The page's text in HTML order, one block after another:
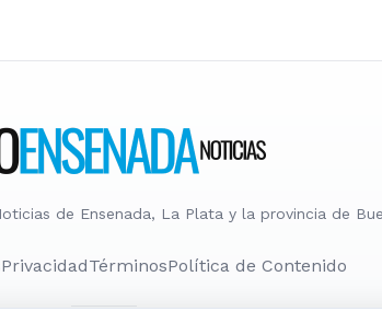
de Ensenada, La Plata y la provincia de
PrivacidadTérminosPolítica de Contenido